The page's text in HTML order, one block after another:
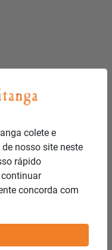
colete e
nosso site neste
rápido
concorda com